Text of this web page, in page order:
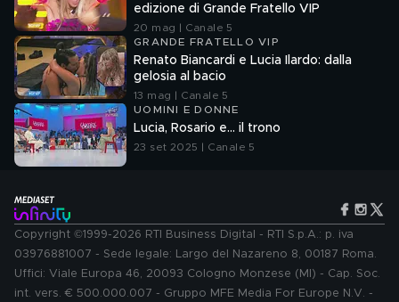
edizione di Grande Fratello VIP
20 mag | Canale 5
GRANDE FRATELLO VIP
Renato Biancardi e Lucia Ilardo: dalla
gelosia al bacio
13 mag | Canale 5
UOMINI E DONNE
Lucia, Rosario e... il trono
23 set 2025 | Canale 5
Copyright ©1999-2026 RTI Business Digital - RTI S.p.A.: p. iva
03976881007 - Sede legale: Largo del Nazareno 8, 00187 Roma.
Uffici: Viale Europa 46, 20093 Cologno Monzese (MI) - Cap. Soc.
int. vers. € 500.000.007 - Gruppo MFE Media For Europe N.V. -